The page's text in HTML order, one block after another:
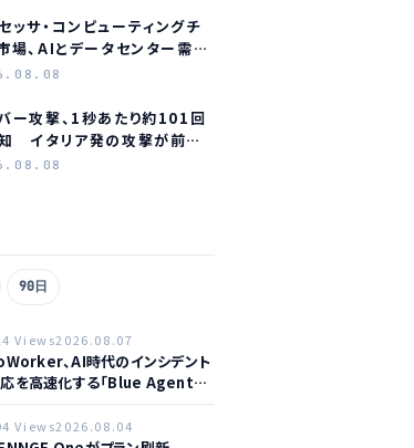
ッサ・コンピューティングチ
場、AIとデータセンター需要
され2035年に約1.1兆ドル
ー攻撃、1秒あたり約101回
イタリア発の攻撃が前年
約75倍に急増
90日
Views2026.08.07
、AI時代のインシデント
を高速化する「Blue Agent
」を提供開始
Views2026.08.04